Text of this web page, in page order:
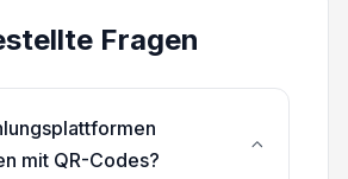
Fragen
mit QR-Codes?